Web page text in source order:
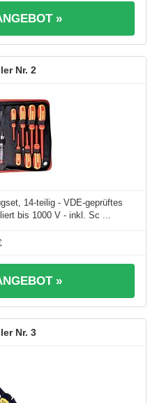
»
2
14-teilig - VDE-geprüftes
bis 1000 V - inkl. Sc ...
»
3